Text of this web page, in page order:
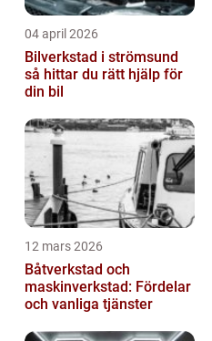
04 april 2026
Bilverkstad i strömsund
så hittar du rätt hjälp för
din bil
12 mars 2026
Båtverkstad och
maskinverkstad: Fördelar
och vanliga tjänster